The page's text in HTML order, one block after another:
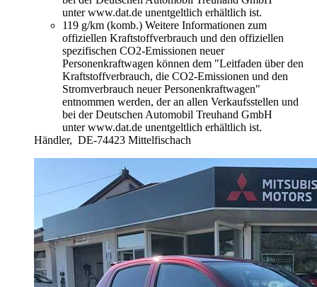
unter www.dat.de unentgeltlich erhältlich ist.
119 g/km (komb.) Weitere Informationen zum
offiziellen Kraftstoffverbrauch und den offiziellen
spezifischen CO2-Emissionen neuer
Personenkraftwagen können dem "Leitfaden über den
Kraftstoffverbrauch, die CO2-Emissionen und den
Stromverbrauch neuer Personenkraftwagen"
entnommen werden, der an allen Verkaufsstellen und
bei der Deutschen Automobil Treuhand GmbH
unter www.dat.de unentgeltlich erhältlich ist.
Händler, DE-74423 Mittelfischach